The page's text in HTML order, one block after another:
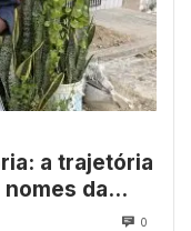
a trajetória
da
0